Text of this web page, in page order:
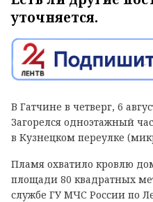
уточняется.
В Гатчине в четверг, 6
Загорелся одноэтажный
в Кузнецком переулке
Пламя охватило кровлю
площади 80 квадратных
службе ГУ МЧС России по